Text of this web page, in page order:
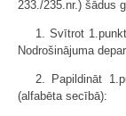
233./235.nr.) šādus
1. Svītrot
Nodrošinājuma
2. Papildināt
(alfabēta secībā):